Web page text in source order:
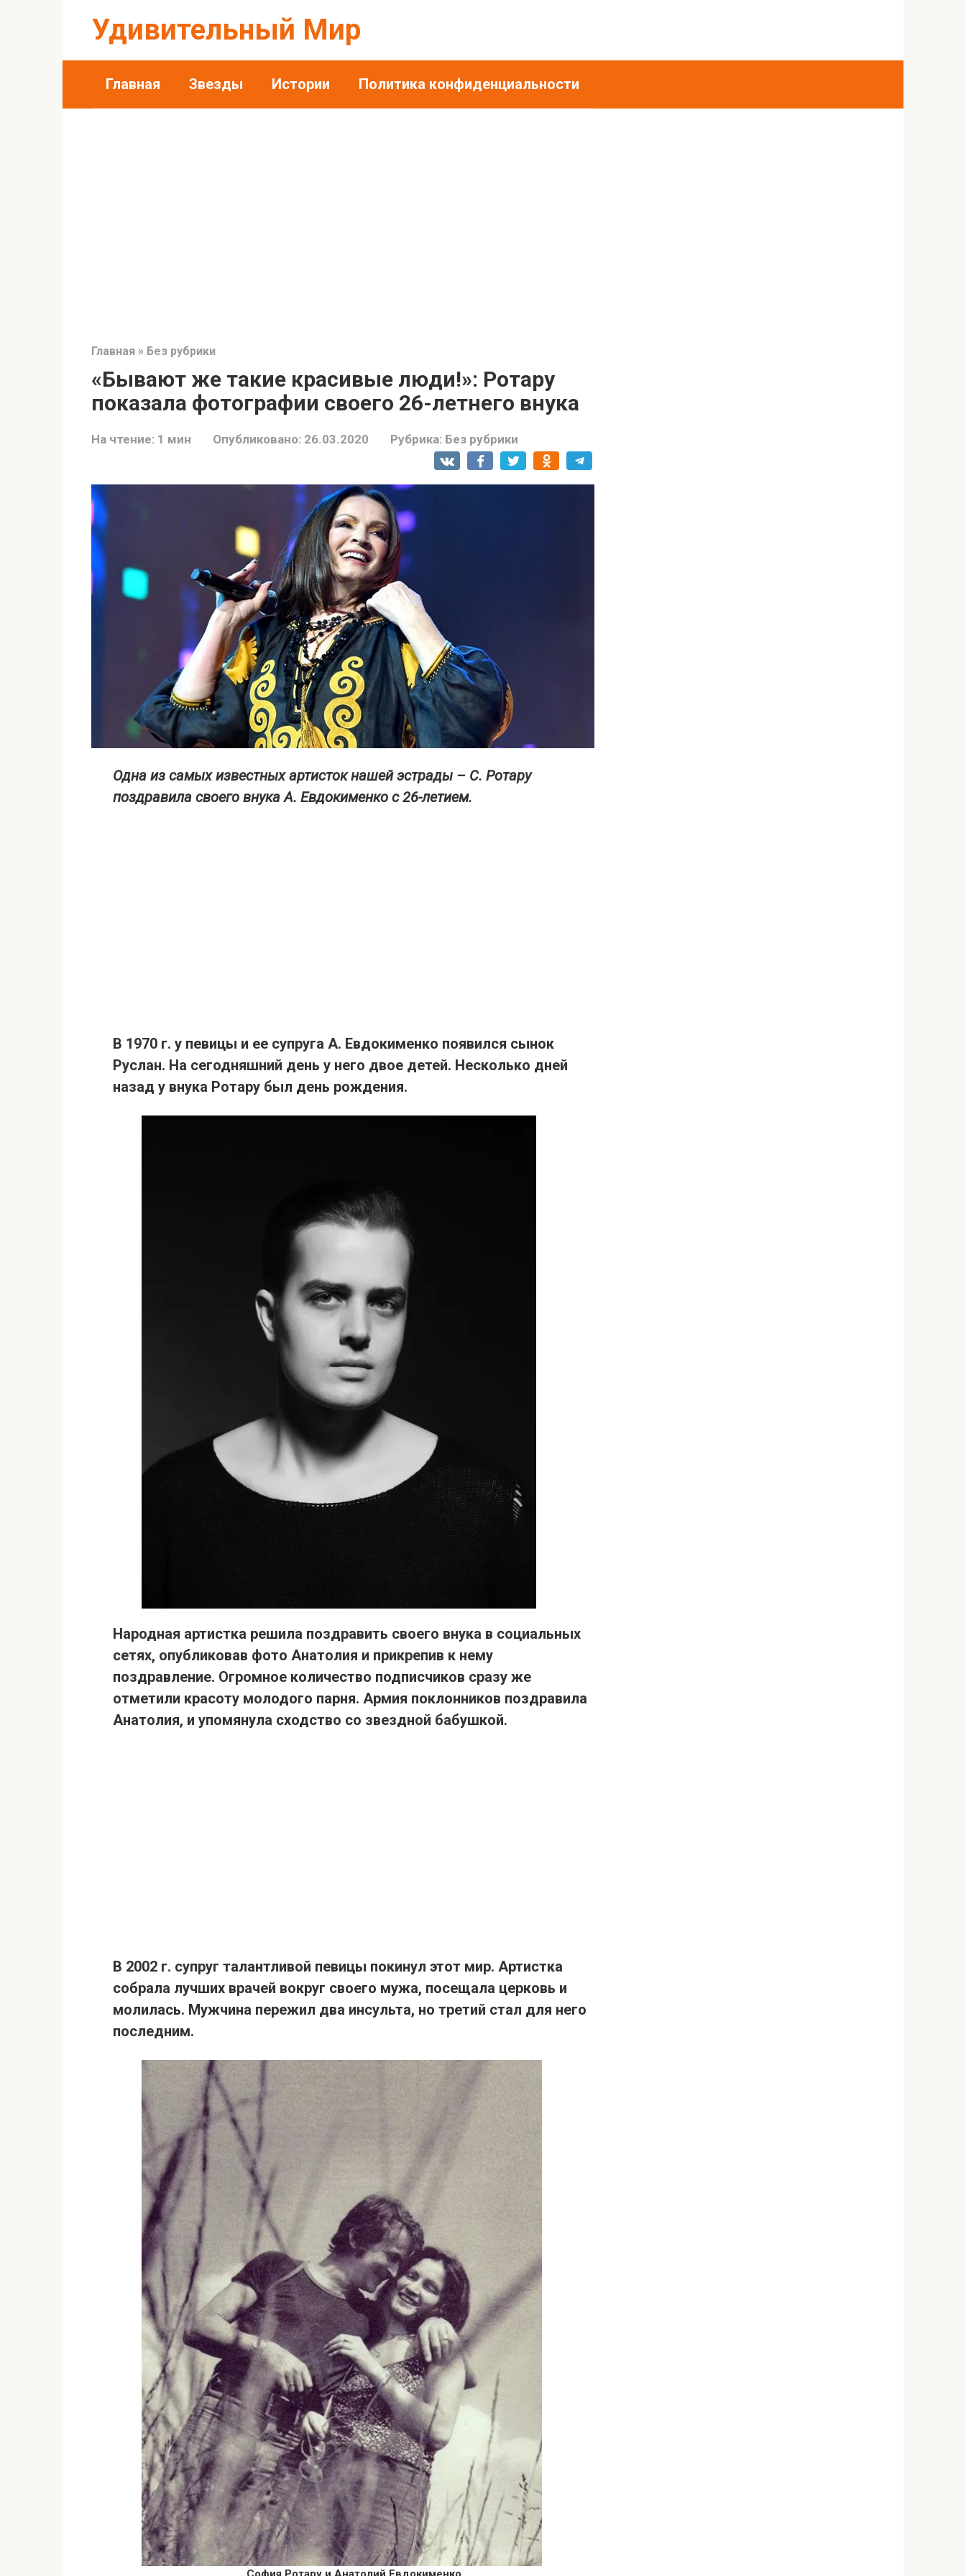
Удивительный Мир
Главная Звезды Истории Политика конфиденциальности
Главная » Без рубрики
«Бывают же такие красивые люди!»: Ротару
показала фотографии своего 26-летнего внука
На чтение: 1 мин Опубликовано: 26.03.2020 Рубрика: Без рубрики
Одна из самых известных артисток нашей эстрады – С. Ротару
поздравила своего внука А. Евдокименко с 26-летием.
В 1970 г. у певицы и ее супруга А. Евдокименко появился сынок
Руслан. На сегодняшний день у него двое детей. Несколько дней
назад у внука Ротару был день рождения.
Народная артистка решила поздравить своего внука в социальных
сетях, опубликовав фото Анатолия и прикрепив к нему
поздравление. Огромное количество подписчиков сразу же
отметили красоту молодого парня. Армия поклонников поздравила
Анатолия, и упомянула сходство со звездной бабушкой.
В 2002 г. супруг талантливой певицы покинул этот мир. Артистка
собрала лучших врачей вокруг своего мужа, посещала церковь и
молилась. Мужчина пережил два инсульта, но третий стал для него
последним.